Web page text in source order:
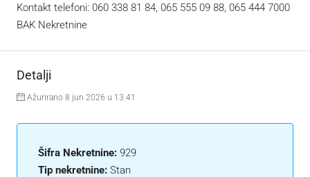
Kontakt telefoni: 060 338 81 84, 065 555 09 88, 065 444 7000
BAK Nekretnine
Detalji
Ažurirano 8 jun 2026 u 13:41
Šifra Nekretnine: 929
Tip nekretnine: Stan